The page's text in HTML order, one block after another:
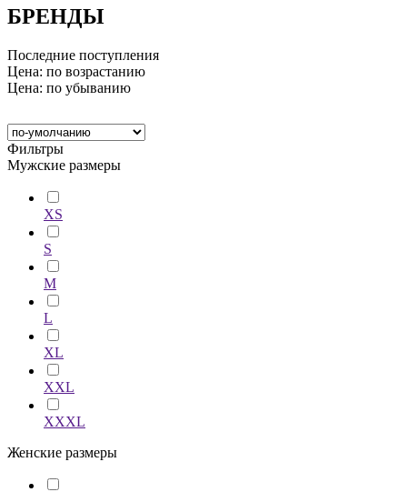
БРЕНДЫ
Последние поступления
Цена: по возрастанию
Цена: по убыванию
Фильтры
Мужские размеры
XS
S
M
L
XL
XXL
XXXL
Женские размеры